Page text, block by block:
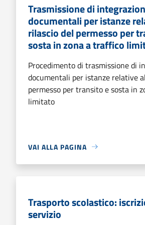
Trasmissione di
documentali per istanze
rilascio del permesso per
sosta in zona a traffico
Procedimento di trasmissione di
documentali per istanze relative
permesso per transito e sosta in
limitato
VAI ALLA PAGINA
Trasporto scolastico:
servizio